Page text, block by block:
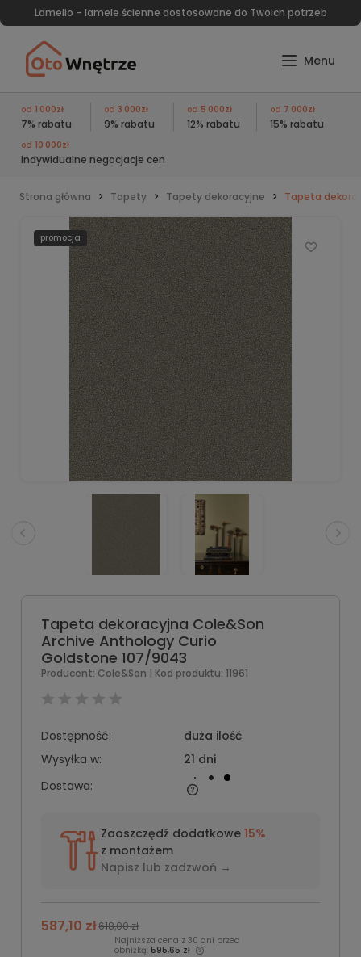
Lamelio – lamele ścienne dostosowane do Twoich potrzeb
od 1 000zł
7% rabatu
od 3 000zł
9% rabatu
od 5 000zł
12% rabatu
od 7 000zł
15% rabatu
od 10 000zł
Indywidualne negocjacje cen
Strona główna Tapety Tapety dekoracyjne Tapeta
promocja
Tapeta dekoracyjna Cole&Son
Archive Anthology Curio
Goldstone 107/9043
Producent: Cole&Son | Kod produktu: 11961
Dostępność:
duża ilość
Wysyłka w:
21 dni
Dostawa:
Zaoszczędź dodatkowe 15%
z montażem
Napisz lub zadzwoń →
587,10 zł618,00 zł
Najniższa cena z 30 dni przed
obniżką: 595,65 zł